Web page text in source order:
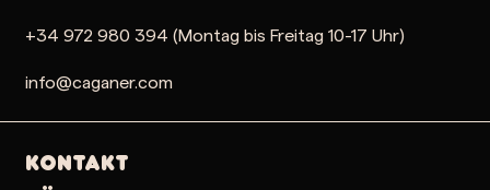
+34 972 980 394 (Montag bis Freitag 10-17 Uhr)
info@caganer.com
Kontakt